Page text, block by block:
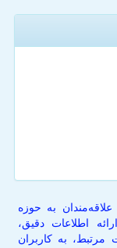
به حوزه
اطلاعات دقیق،
به کاربران